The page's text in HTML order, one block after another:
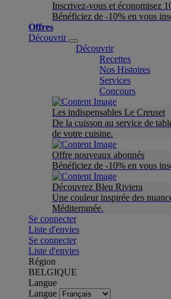
Inscrivez-vous et économisez
Bénéficiez de -10% en vous
Offres
Découvrir
Découvrir
Recettes
Nos Histoires
Services
Concours
Les indispensables Le Creuset
De la cuisson au service de
de votre cuisine.
Offre nouveaux abonnés
Bénéficiez de -10% en vous
Découvrez Bleu Riviera
Une couleur inspirée des
Méditerranée.
Se connecter
Liste d'envies
Se connecter
Liste d'envies
Région
BELGIQUE
Langue
Langue